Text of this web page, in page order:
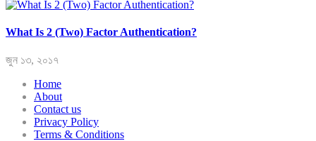
What Is 2 (Two) Factor Authentication?
জুন ১৩, ২০১৭
Home
About
Contact us
Privacy Policy
Terms & Conditions